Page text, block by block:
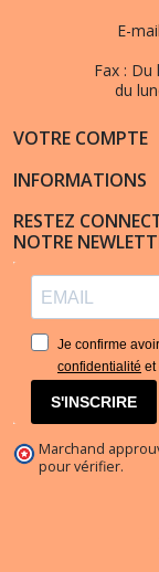
E-
Fax : Du
du
VOTRE COMPTE
INFORMATIONS
RESTEZ
NOTRE
Je confirme
confidentialité et
S'INSCRIRE
Marchand
pour vérifier.